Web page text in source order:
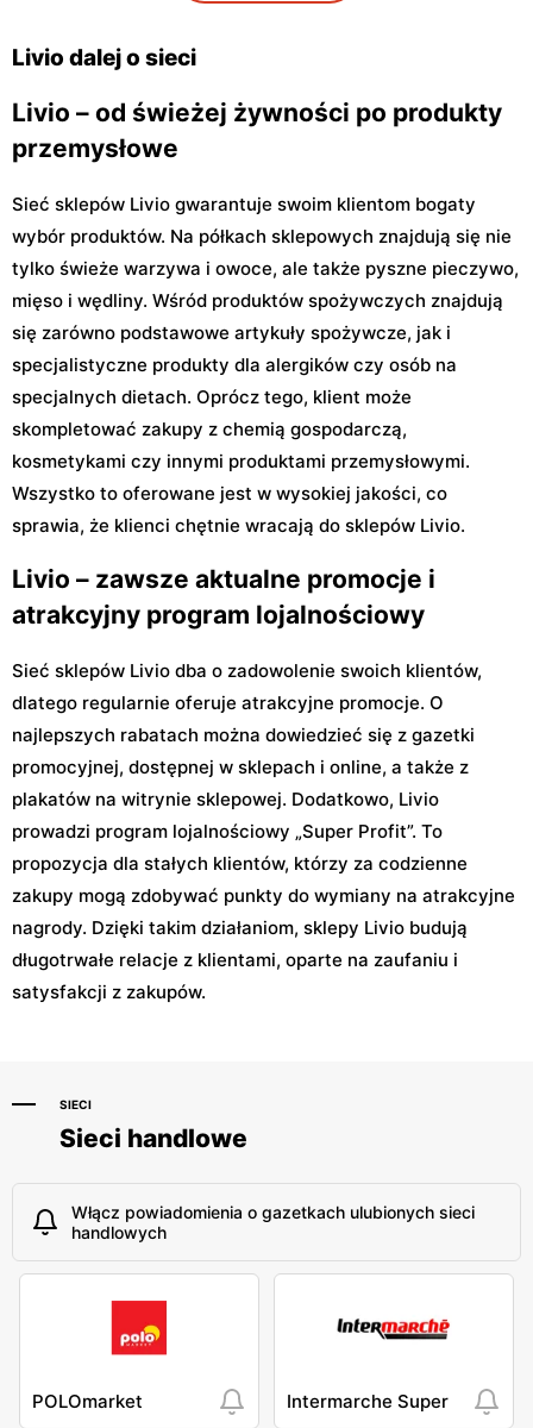
Livio dalej o sieci
Livio – od świeżej żywności po produkty
przemysłowe
Sieć sklepów Livio gwarantuje swoim klientom bogaty
wybór produktów. Na półkach sklepowych znajdują się nie
tylko świeże warzywa i owoce, ale także pyszne pieczywo,
mięso i wędliny. Wśród produktów spożywczych znajdują
się zarówno podstawowe artykuły spożywcze, jak i
specjalistyczne produkty dla alergików czy osób na
specjalnych dietach. Oprócz tego, klient może
skompletować zakupy z chemią gospodarczą,
kosmetykami czy innymi produktami przemysłowymi.
Wszystko to oferowane jest w wysokiej jakości, co
sprawia, że klienci chętnie wracają do sklepów Livio.
Livio – zawsze aktualne promocje i
atrakcyjny program lojalnościowy
Sieć sklepów Livio dba o zadowolenie swoich klientów,
dlatego regularnie oferuje atrakcyjne promocje. O
najlepszych rabatach można dowiedzieć się z gazetki
promocyjnej, dostępnej w sklepach i online, a także z
plakatów na witrynie sklepowej. Dodatkowo, Livio
prowadzi program lojalnościowy „Super Profit”. To
propozycja dla stałych klientów, którzy za codzienne
zakupy mogą zdobywać punkty do wymiany na atrakcyjne
nagrody. Dzięki takim działaniom, sklepy Livio budują
długotrwałe relacje z klientami, oparte na zaufaniu i
satysfakcji z zakupów.
SIECI
Sieci handlowe
Włącz powiadomienia o gazetkach ulubionych sieci
handlowych
POLOmarket Intermarche Super